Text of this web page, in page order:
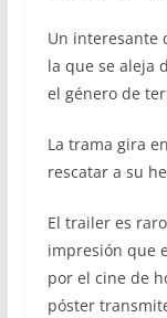
Un interesante
la que se aleja
el género de
La trama gira
rescatar a su
El trailer es
impresión que
por el cine de
póster